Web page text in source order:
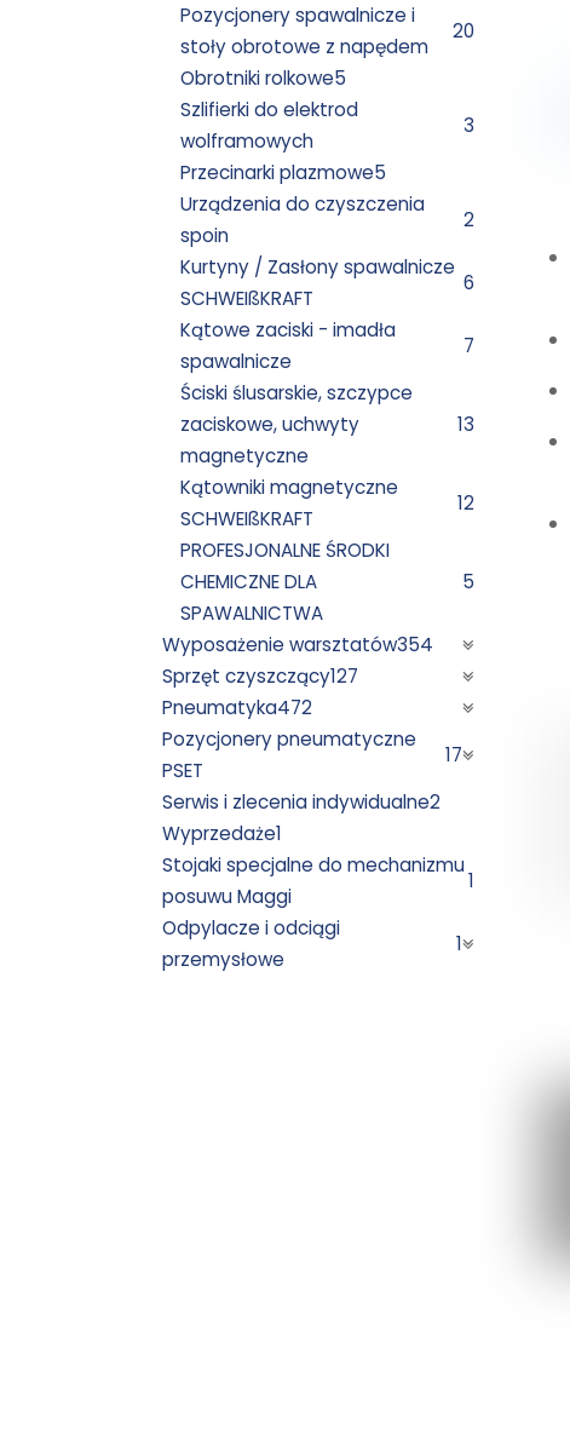
Pozycjonery spawalnicze i
stoły obrotowe z napędem
20
Obrotniki rolkowe5
Szlifierki do elektrod
wolframowych
3
Przecinarki plazmowe5
Urządzenia do czyszczenia
spoin
2
Kurtyny / Zasłony spawalnicze
SCHWEIßKRAFT
6
Kątowe zaciski - imadła
spawalnicze
7
Ściski ślusarskie, szczypce
zaciskowe, uchwyty
magnetyczne
13
Kątowniki magnetyczne
SCHWEIßKRAFT
12
PROFESJONALNE ŚRODKI
CHEMICZNE DLA
SPAWALNICTWA
5
Wyposażenie warsztatów354
Sprzęt czyszczący127
Pneumatyka472
Pozycjonery pneumatyczne
PSET
17
Serwis i zlecenia indywidualne2
Wyprzedaże1
Stojaki specjalne do mechanizmu
posuwu Maggi
1
Odpylacze i odciągi
przemysłowe
1